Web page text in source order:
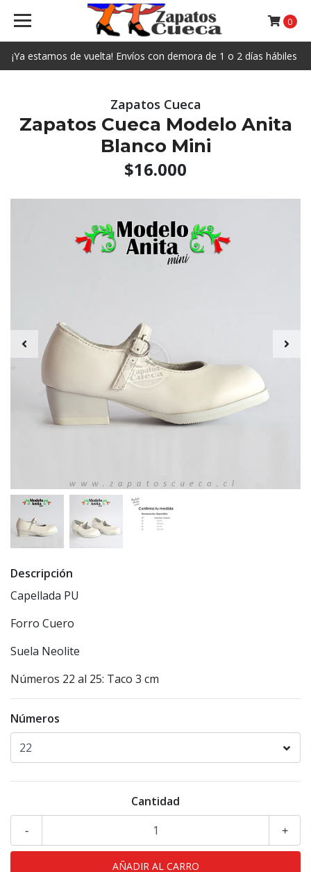
¡Ya estamos de vuelta! Envíos con demora de 1 o 2 días hábiles
0
Zapatos Cueca
Zapatos Cueca Modelo Anita
Blanco Mini
$16.000
Descripción
Capellada PU
Forro Cuero
Suela Neolite
Números 22 al 25: Taco 3 cm
Números
Cantidad
+
-